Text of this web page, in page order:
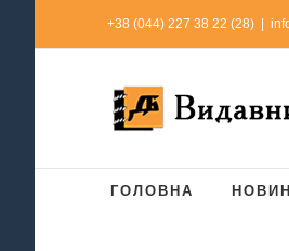
+38 (044) 227 38 22 (28)
ГОЛОВНА